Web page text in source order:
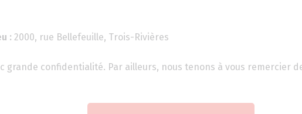
: 2000, rue Bellefeuille, Trois-Rivières
grande confidentialité. Par ailleurs, nous tenons à vous remercier